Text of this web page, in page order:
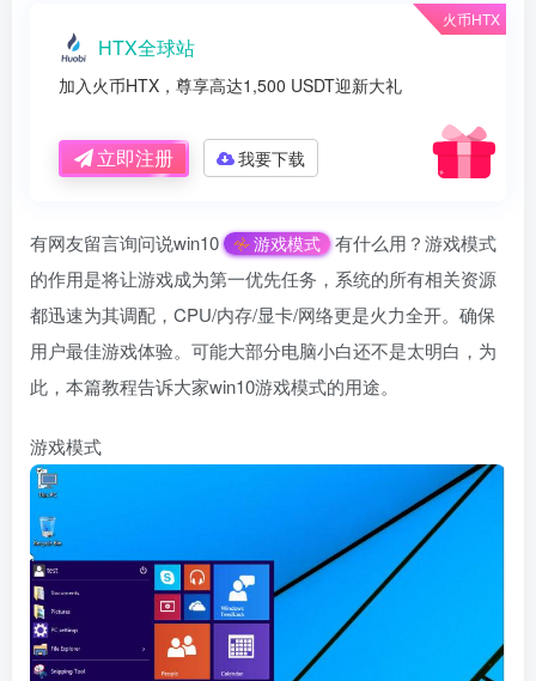
火币HTX
HTX全球站
加入火币HTX，尊享高达1,500 USDT迎新大礼
立即注册 我要下载
有网友留言询问说win10 游戏模式
有什么用？游戏模式
的作用是将让游戏成为第一优先任务，系统的所有相关资源
都迅速为其调配，CPU/内存/显卡/网络更是火力全开。确保
用户最佳游戏体验。可能大部分电脑小白还不是太明白，为
此，本篇教程告诉大家win10游戏模式的用途。
游戏模式